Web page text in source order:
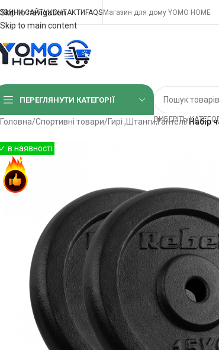
Skip to navigation
Skip to main content
САЙТУКОНТАКТИFAQSМагазин для дому YOMO HOME
ПЕРЕГЛЯНУТИ КАТЕГОРІЇ
ВИБЕРІТЬ
Головна/Спортивні товари/Гирі ,Штанги,Гантелі/Набір